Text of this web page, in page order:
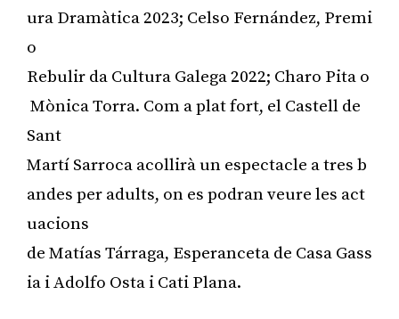
ura Dramàtica 2023; Celso Fernández, Premi
o
Rebulir da Cultura Galega 2022; Charo Pita o
Mònica Torra. Com a plat fort, el Castell de
Sant
Martí Sarroca acollirà un espectacle a tres b
andes per adults, on es podran veure les act
uacions
de Matías Tárraga, Esperanceta de Casa Gass
ia i Adolfo Osta i Cati Plana.